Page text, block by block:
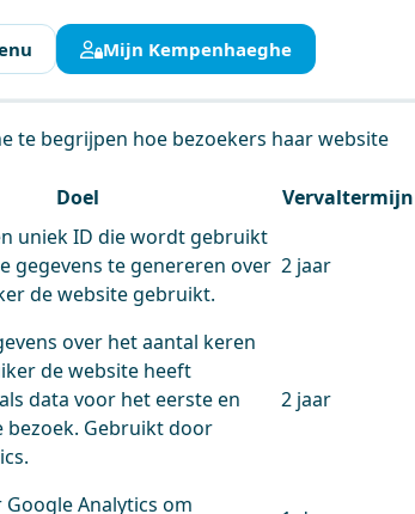
te begrijpen hoe bezoekers haar website
Doel Vervaltermijn
uniek ID die wordt gebruikt
gegevens te genereren over
de website gebruikt.
2 jaar
over het aantal keren
de website heeft
data voor het eerste en
bezoek. Gebruikt door
2 jaar
Analytics om
Mijn Kempenhaeghe